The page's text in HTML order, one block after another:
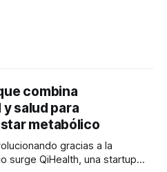
combina
salud para
metabólico
gracias a la
surge QiHealth, una startup